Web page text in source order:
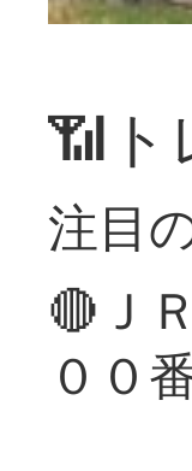
📶ト
注目
🔴Ｊ
００